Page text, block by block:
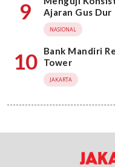
9
Ajaran Gus Dur
NASIONAL
10
Bank Mandiri
Tower
JAKARTA